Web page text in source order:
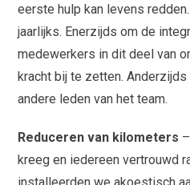
eerste hulp kan levens
jaarlijks. Enerzijds om de
medewerkers in dit deel van
kracht bij te zetten.
andere leden van het team.
Reduceren van kilometers
kreeg en iedereen vertrouwd